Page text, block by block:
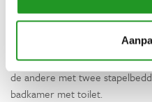
broodrooster en magnetron).
woonkamer om te relaxen,
Op de 2e verdieping twee
de andere met twee
badkamer met toilet.